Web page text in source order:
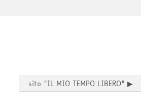
sito "IL MIO TEMPO LIBERO" ▶︎